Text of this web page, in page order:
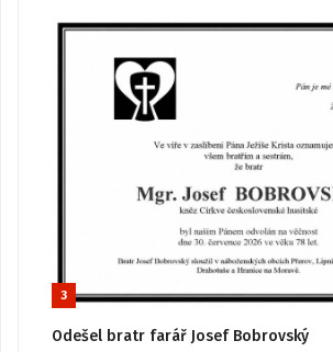
3
Odešel bratr farář Josef Bobrovský